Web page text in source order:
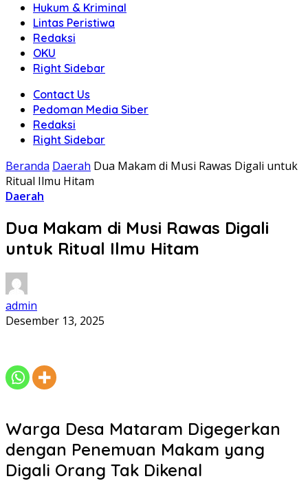
Hukum & Kriminal
Lintas Peristiwa
Redaksi
OKU
Right Sidebar
Contact Us
Pedoman Media Siber
Redaksi
Right Sidebar
Beranda Daerah Dua Makam di Musi Rawas Digali untuk
Ritual Ilmu Hitam
Daerah
Dua Makam di Musi Rawas Digali
untuk Ritual Ilmu Hitam
admin
Desember 13, 2025
Warga Desa Mataram Digegerkan
dengan Penemuan Makam yang
Digali Orang Tak Dikenal